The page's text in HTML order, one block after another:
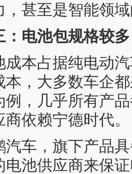
甚至是智能领
：电池包规格较
占据纯电动汽
本，大多数车企
例，几乎所有产
依赖宁德时代。
，旗下产品具
电池供应商来保